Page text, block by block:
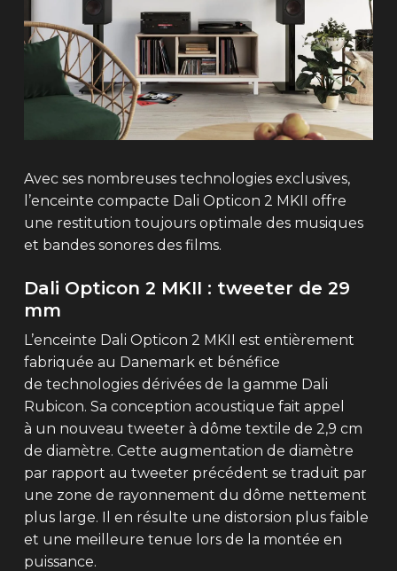
Avec ses nombreuses technologies exclusives,
l’enceinte compacte Dali Opticon 2 MKII offre
une restitution toujours optimale des musiques
et bandes sonores des films.
Dali Opticon 2 MKII : tweeter de 29
mm
L’enceinte Dali Opticon 2 MKII est entièrement
fabriquée au Danemark et bénéfice
de technologies dérivées de la gamme Dali
Rubicon. Sa conception acoustique fait appel
à un nouveau tweeter à dôme textile de 2,9 cm
de diamètre. Cette augmentation de diamètre
par rapport au tweeter précédent se traduit par
une zone de rayonnement du dôme nettement
plus large. Il en résulte une distorsion plus faible
et une meilleure tenue lors de la montée en
puissance.